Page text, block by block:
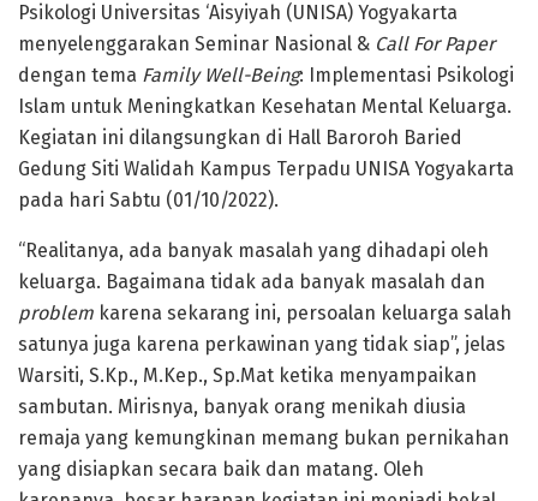
Psikologi Universitas ‘Aisyiyah (UNISA) Yogyakarta
menyelenggarakan Seminar Nasional & Call For Paper
dengan tema Family Well-Being: Implementasi Psikologi
Islam untuk Meningkatkan Kesehatan Mental Keluarga.
Kegiatan ini dilangsungkan di Hall Baroroh Baried
Gedung Siti Walidah Kampus Terpadu UNISA Yogyakarta
pada hari Sabtu (01/10/2022).
“Realitanya, ada banyak masalah yang dihadapi oleh
keluarga. Bagaimana tidak ada banyak masalah dan
problem karena sekarang ini, persoalan keluarga salah
satunya juga karena perkawinan yang tidak siap”, jelas
Warsiti, S.Kp., M.Kep., Sp.Mat ketika menyampaikan
sambutan. Mirisnya, banyak orang menikah diusia
remaja yang kemungkinan memang bukan pernikahan
yang disiapkan secara baik dan matang. Oleh